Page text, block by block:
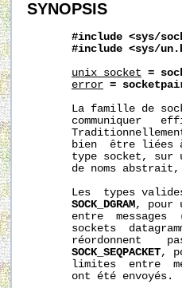
SYNOPSIS
#include <sys/
#include <sys/
unix_socket =
error =
La famille de
communiquer
bien  être liées
type socket, sur
de noms
Les  types
SOCK_DGRAM, pour
entre  messages
sockets
réordonnent
SOCK_SEQPACKET,
limites  entre
       ont été envoyés.